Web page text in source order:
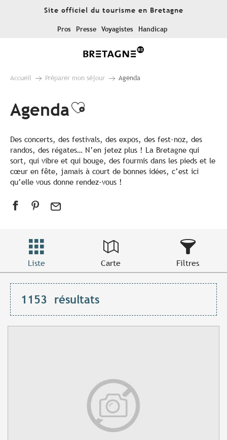
Site officiel du tourisme en Bretagne
Pros Presse Voyagistes Handicap
Accueil Préparer mon séjour Agenda
AgendaAjouter aux favoris
Des concerts, des festivals, des expos, des fest-noz, des
randos, des régates… N’en jetez plus ! La Bretagne qui
sort, qui vibre et qui bouge, des fourmis dans les pieds et le
cœur en fête, jamais à court de bonnes idées, c’est ici
qu’elle vous donne rendez-vous !
Liste Carte Filtres
1153 résultats